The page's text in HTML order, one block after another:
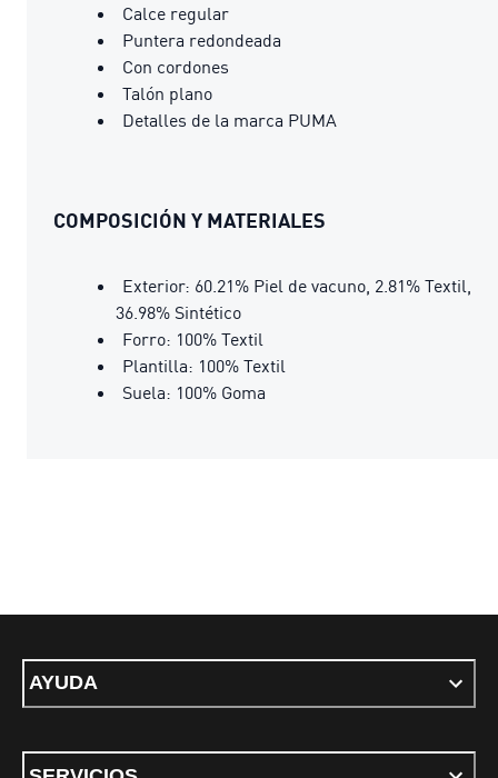
Calce regular
Puntera redondeada
Con cordones
Talón plano
Detalles de la marca PUMA
COMPOSICIÓN Y MATERIALES
Exterior: 60.21% Piel de vacuno, 2.81% Textil,
36.98% Sintético
Forro: 100% Textil
Plantilla: 100% Textil
Suela: 100% Goma
AYUDA